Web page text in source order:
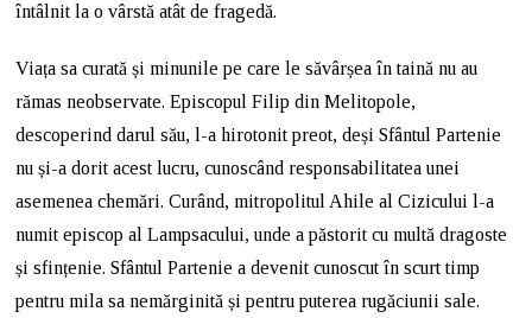
întâlnit la o vârstă atât de fragedă.
Viața sa curată și minunile pe care le săvârșea în taină nu au
rămas neobservate. Episcopul Filip din Melitopole,
descoperind darul său, l-a hirotonit preot, deși Sfântul Partenie
nu și-a dorit acest lucru, cunoscând responsabilitatea unei
asemenea chemări. Curând, mitropolitul Ahile al Cizicului l-a
numit episcop al Lampsacului, unde a păstorit cu multă dragoste
și sfințenie. Sfântul Partenie a devenit cunoscut în scurt timp
pentru mila sa nemărginită și pentru puterea rugăciunii sale.